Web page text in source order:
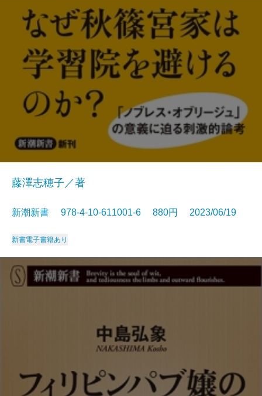
藤澤志穂子／著
新潮新書 978-4-10-611001-6 880円 2023/06/19
新書電子書籍あり